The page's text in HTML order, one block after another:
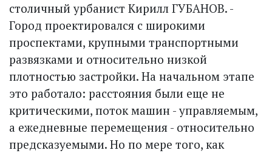
столичный урбанист Кирилл ГУБАНОВ. -
Город проектировался с широкими
проспектами, крупными транспортными
развязками и относительно низкой
плотностью застройки. На начальном этапе
это работало: расстояния были еще не
критическими, поток машин - управляемым,
а ежедневные перемещения - относительно
предсказуемыми. Но по мере того, как